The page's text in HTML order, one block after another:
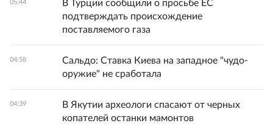
05:44
В Турции сообщили о просьбе ЕС
подтверждать происхождение
поставляемого газа
04:58
Сальдо: Ставка Киева на западное "чудо-
оружие" не сработала
04:39
В Якутии археологи спасают от черных
копателей останки мамонтов